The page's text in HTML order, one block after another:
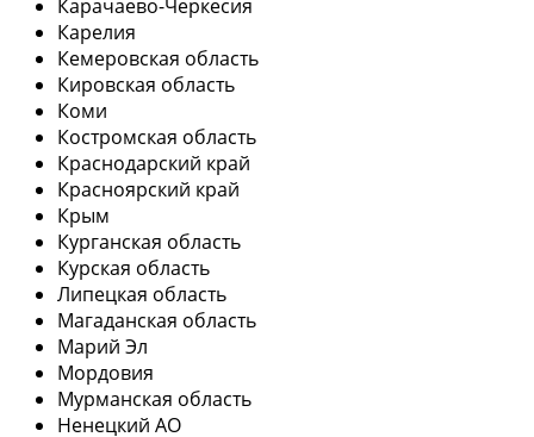
Карачаево-Черкесия
Карелия
Кемеровская область
Кировская область
Коми
Костромская область
Краснодарский край
Красноярский край
Крым
Курганская область
Курская область
Липецкая область
Магаданская область
Марий Эл
Мордовия
Мурманская область
Ненецкий АО